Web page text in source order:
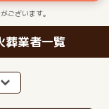
ございます。
葬業者一覧